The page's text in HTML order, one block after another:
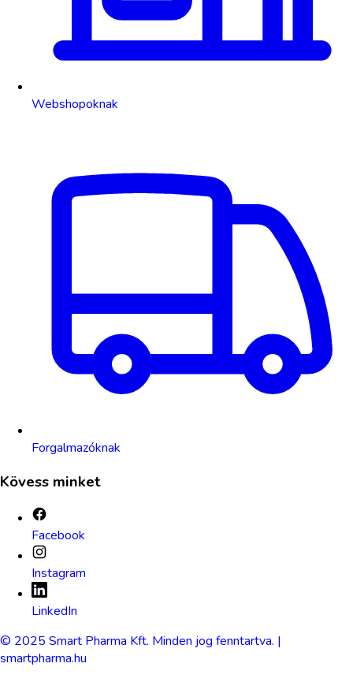
Webshopoknak
Forgalmazóknak
Kövess minket
Facebook
Instagram
LinkedIn
© 2025 Smart Pharma Kft. Minden jog fenntartva. |
smartpharma.hu